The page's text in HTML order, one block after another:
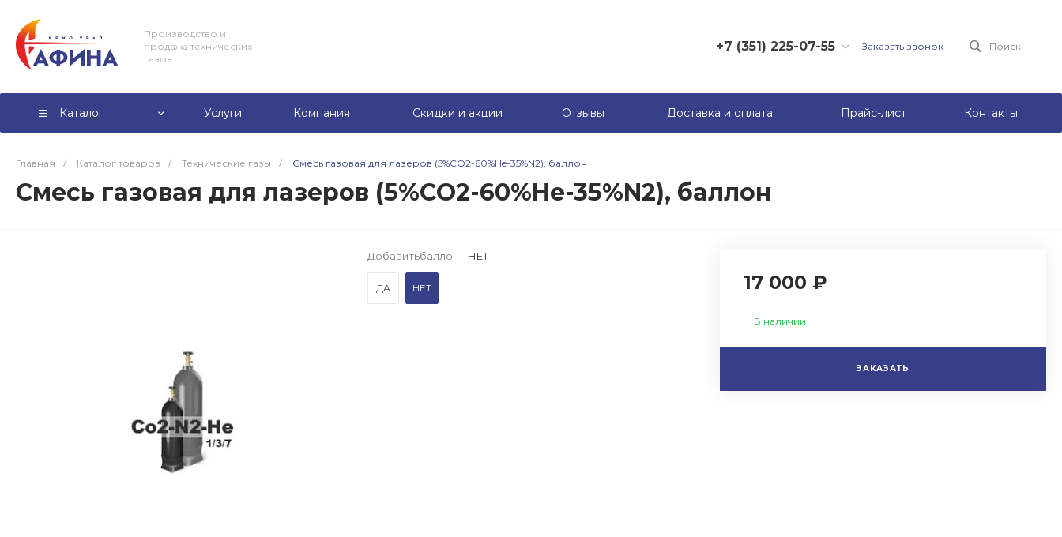
Производство и
продажа технических
газов
+7 (351) 225-07-55
+7 (950) 722-82-13
Заказать звонок Поиск
Каталог Услуги Компания Скидки и акции Отзывы Доставка и оплата Прайс-лист Контакты
Главная / Каталог товаров / Технические газы / Смесь газовая для лазеров (5%СO2-60%He-35%N2), баллон
Смесь газовая для лазеров (5%СO2-60%He-35%N2), баллон
Добавитьбаллон НЕТ
ДА НЕТ 17 000 ₽
В наличии
ЗАКАЗАТЬ